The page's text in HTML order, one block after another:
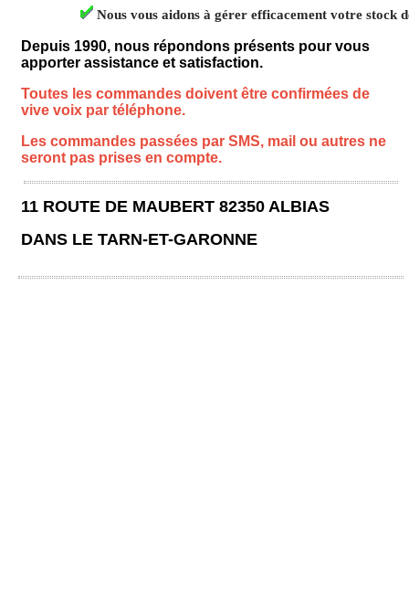
Nous vous aidons à gérer efficacement votre stock
Depuis 1990, nous répondons présents pour vous
apporter assistance et satisfaction.
Toutes les commandes doivent être confirmées de
vive voix par téléphone.
Les commandes passées par SMS, mail ou autres ne
seront pas prises en compte.
11 ROUTE DE MAUBERT 82350 ALBIAS
DANS LE TARN-ET-GARONNE